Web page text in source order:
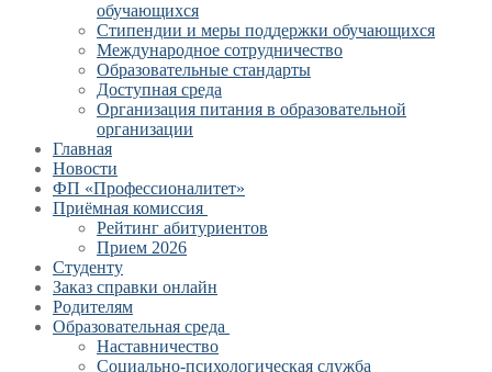
обучающихся
Стипендии и меры поддержки обучающихся
Международное сотрудничество
Образовательные стандарты
Доступная среда
Организация питания в образовательной
организации
Главная
Новости
ФП «Профессионалитет»
Приёмная комиссия
Рейтинг абитуриентов
Прием 2026
Студенту
Заказ справки онлайн
Родителям
Образовательная среда
Наставничество
Социально-психологическая служба